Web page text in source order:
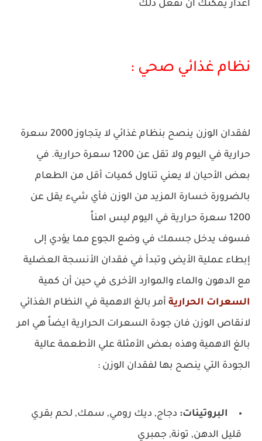
اعذار يمكنك أن تفعل ذلك
نظام غذائي صحي :
لفقدان الوزن ينصح بنظام غذائي لا يتجاوز 2000 سعرة
حرارية في اليوم ولا تقل عن 1200 سعرة حرارية. في
بعض الأحيان لا يعني تناول كميات أقل من الطعام
بالضرورة خسارة المزيد من الوزن فأي شيء يقل عن
1200 سعرة حرارية في اليوم ليس امناً
فسوف يدخل جسمك في وضع الجوع مما يؤدي إلى
إبطاء عملية الأيض وتبدأ في فقدان الأنسجة العضلية
مع الدهون والماء والموارد الأخرى في حين أن كمية
السعرات الحرارية أمر بالغ الاهمية في النظام الغذائي
لانقاص الوزن فان جودة السعرات الحرارية ايضاً هي امر
بالغ الاهمية وهذه بعض الأمثلة علي الأطعمة عالية
الجودة التي ينصح بها لفقدان الوزن :
البروتينات: دجاج, ديك رومي, سمك, لحم بقري
قليل الدهن, تونة, جمبري